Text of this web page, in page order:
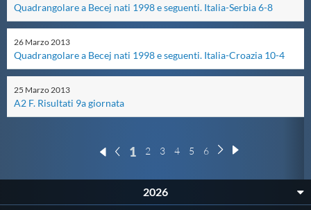
Protezione Civile
Qualità
Sostenibilità
Quadrangolare a Becej nati 1998 e seguenti. Italia-Serbia 6-8
26 Marzo2013
Quadrangolare a Becej nati 1998 e seguenti. Italia-Croazia 10-4
25 Marzo2013
A2 F. Risultati 9a giornata
1 2 3 4 5 6
2026